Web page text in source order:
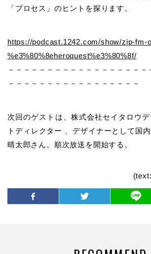
「プロセス」のヒントを探ります。
https://podcast.1242.com/show/zip-fm-
%e3%80%8eheroquest%e3%80%8f/
－－－－－－－－－－－－－－－－－－
－－－－－－－－－－－－－－－－－
次回のゲストは、株式会社セイタロウ
トディレクター 、デザイナーとして国
晴太郎さん。順次放送を開始する。